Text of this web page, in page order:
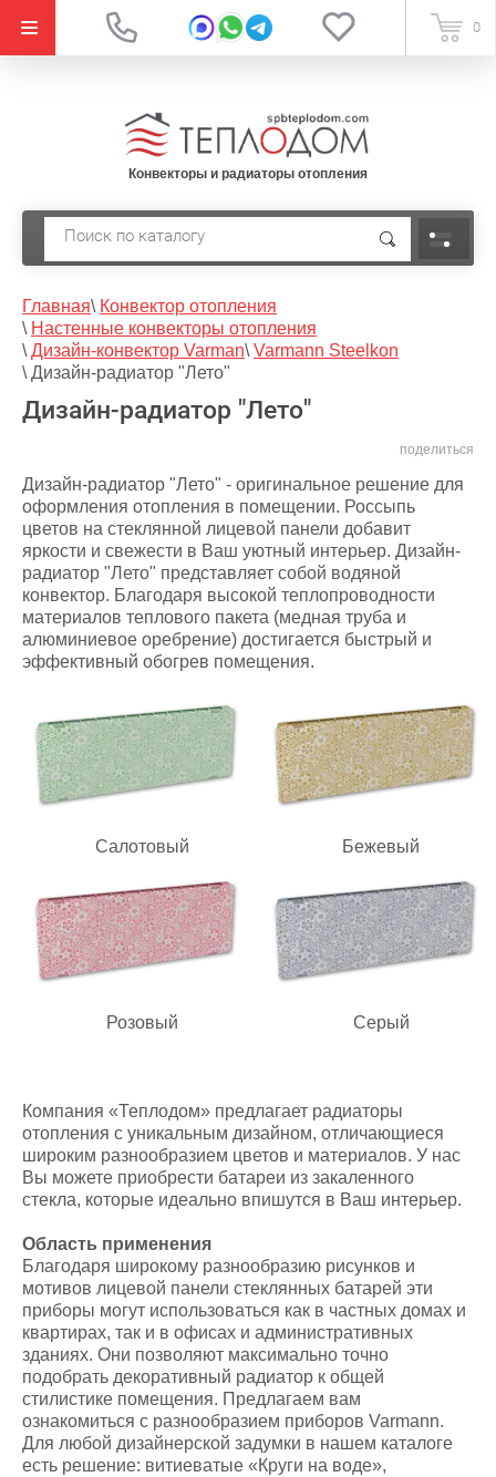
0
Конвекторы и радиаторы отопления
Главная\ Конвектор отопления
\ Настенные конвекторы отопления
\ Дизайн-конвектор Varman\ Varmann Steelkon
\ Дизайн-радиатор "Лето"
Дизайн-радиатор "Лето"
поделиться
Дизайн-радиатор "Лето" - оригинальное решение для
оформления отопления в помещении. Россыпь
цветов на стеклянной лицевой панели добавит
яркости и свежести в Ваш уютный интерьер. Дизайн-
радиатор "Лето" представляет собой водяной
конвектор. Благодаря высокой теплопроводности
материалов теплового пакета (медная труба и
алюминиевое оребрение) достигается быстрый и
эффективный обогрев помещения.
Салотовый Бежевый
Розовый Серый
Компания «Теплодом» предлагает радиаторы
отопления с уникальным дизайном, отличающиеся
широким разнообразием цветов и материалов. У нас
Вы можете приобрести батареи из закаленного
стекла, которые идеально впишутся в Ваш интерьер.
Область применения
Благодаря широкому разнообразию рисунков и
мотивов лицевой панели стеклянных батарей эти
приборы могут использоваться как в частных домах и
квартирах, так и в офисах и административных
зданиях. Они позволяют максимально точно
подобрать декоративный радиатор к общей
стилистике помещения. Предлагаем вам
ознакомиться с разнообразием приборов Varmann.
Для любой дизайнерской задумки в нашем каталоге
есть решение: витиеватые «Круги на воде»,